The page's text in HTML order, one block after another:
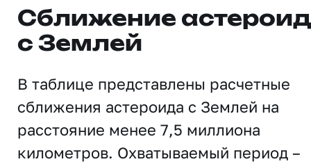
Сближение
с Землей
В таблице представлены расчетные
сближения астероида с Землей на
расстояние менее 7,5 миллиона
километров. Охватываемый период –